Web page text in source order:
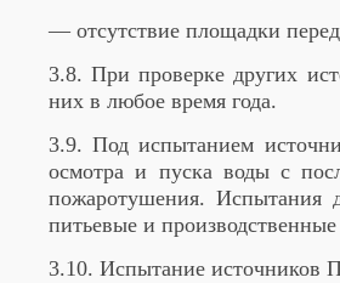
— отсутствие площадки
3.8. При проверке других
них в любое время года.
3.9. Под испытанием
осмотра и пуска воды с
пожаротушения. Испытания
питьевые и
3.10. Испытание источников